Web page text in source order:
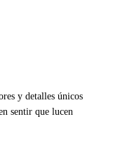
y detalles únicos
sentir que lucen